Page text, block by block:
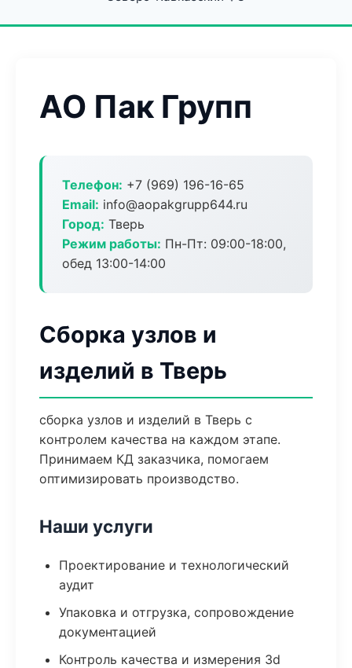
АО Пак Групп
Телефон: +7 (969) 196-16-65
Email: info@aopakgrupp644.ru
Город: Тверь
Режим работы: Пн-Пт: 09:00-18:00,
обед 13:00-14:00
Сборка узлов и
изделий в Тверь
сборка узлов и изделий в Тверь с
контролем качества на каждом этапе.
Принимаем КД заказчика, помогаем
оптимизировать производство.
Наши услуги
Проектирование и технологический
аудит
Упаковка и отгрузка, сопровождение
документацией
Контроль качества и измерения 3d